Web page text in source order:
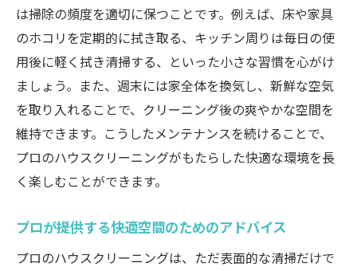
は掃除の頻度を適切に保つことです。例えば、床や家具
のホコリを定期的に拭き取る、キッチン周りは毎日の使
用後に軽く拭き清掃する、といった小さな習慣を心がけ
ましょう。また、週末には家全体を換気し、新鮮な空気
を取り入れることで、クリーニング後の爽やかな空間を
維持できます。こうしたメンテナンスを続けることで、
プロのハウスクリーニングがもたらした快適な環境を長
く楽しむことができます。
プロが提供する快適空間のためのアドバイス
プロのハウスクリーニングは、ただ表面的な清掃だけで